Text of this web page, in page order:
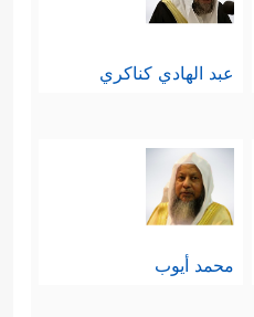
حرمةَ هذه الأشهر؛ لما فيها من
للسلام.
البنائية المترابطة،
ضرورة ولا تدفع إليه حاجة،
عبد الهادي كناكري
محمد أيوب